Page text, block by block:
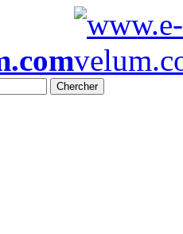
Chercher